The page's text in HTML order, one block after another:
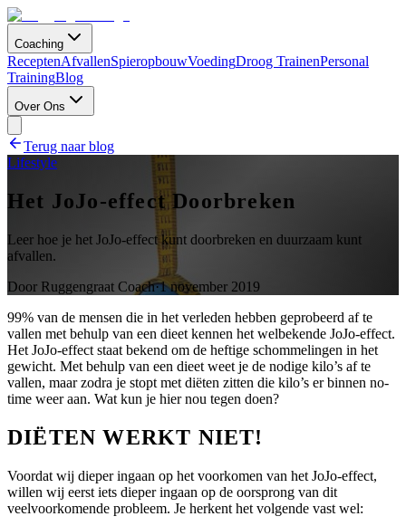
Coaching
ReceptenAfvallenSpieropbouwVoedingDroog TrainenPersonal
TrainingBlog
Over Ons
Terug naar blog
Lifestyle
Het JoJo-effect Doorbreken
Leer hoe je het JoJo-effect kunt doorbreken en duurzaam kunt
afvallen.
Door Ruggengraat Coach·1 november 2019
99% van de mensen die in het verleden hebben geprobeerd af te
vallen met behulp van een dieet kennen het welbekende JoJo-effect.
Het JoJo-effect staat bekend om de heftige schommelingen in het
gewicht. Met behulp van een dieet weet je de nodige kilo’s af te
vallen, maar zodra je stopt met diëten zitten die kilo’s er binnen no-
time weer aan. Wat kun je hier nou tegen doen?
DIËTEN WERKT NIET!
Voordat wij dieper ingaan op het voorkomen van het JoJo-effect,
willen wij eerst iets dieper ingaan op de oorsprong van dit
veelvoorkomende probleem. Je herkent het volgende vast wel: